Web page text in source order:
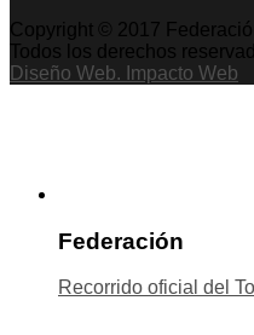
Copyright © 2017
Todos los derechos
Diseño Web. Impacto Web
Federación
Recorrido oficial del